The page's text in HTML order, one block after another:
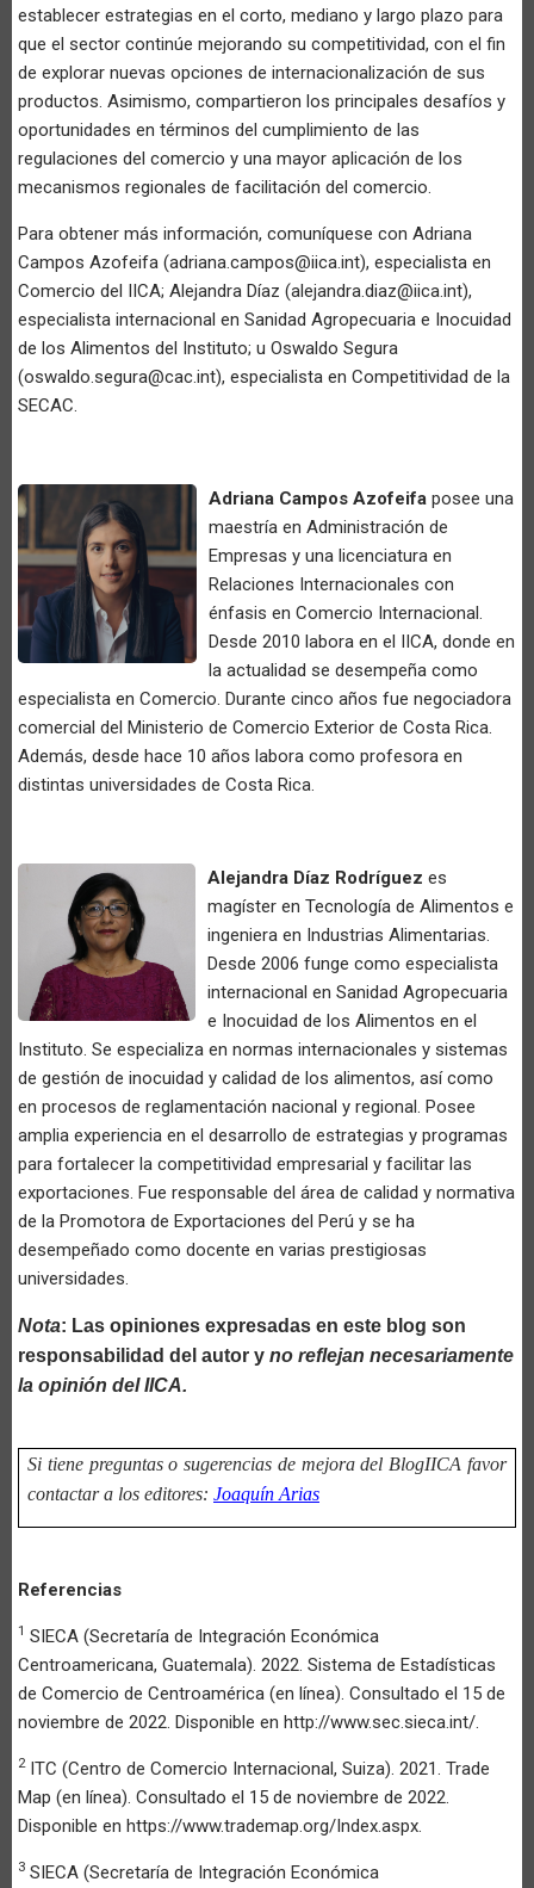
establecer estrategias en el corto, mediano y largo plazo para
que el sector continúe mejorando su competitividad, con el fin
de explorar nuevas opciones de internacionalización de sus
productos. Asimismo, compartieron los principales desafíos y
oportunidades en términos del cumplimiento de las
regulaciones del comercio y una mayor aplicación de los
mecanismos regionales de facilitación del comercio.
Para obtener más información, comuníquese con Adriana
Campos Azofeifa (adriana.campos@iica.int), especialista en
Comercio del IICA; Alejandra Díaz (alejandra.diaz@iica.int),
especialista internacional en Sanidad Agropecuaria e Inocuidad
de los Alimentos del Instituto; u Oswaldo Segura
(oswaldo.segura@cac.int), especialista en Competitividad de la
SECAC.
Adriana Campos Azofeifa posee una
maestría en Administración de
Empresas y una licenciatura en
Relaciones Internacionales con
énfasis en Comercio Internacional.
Desde 2010 labora en el IICA, donde en
la actualidad se desempeña como
especialista en Comercio. Durante cinco años fue negociadora
comercial del Ministerio de Comercio Exterior de Costa Rica.
Además, desde hace 10 años labora como profesora en
distintas universidades de Costa Rica.
Alejandra Díaz Rodríguez es
magíster en Tecnología de Alimentos e
ingeniera en Industrias Alimentarias.
Desde 2006 funge como especialista
internacional en Sanidad Agropecuaria
e Inocuidad de los Alimentos en el
Instituto. Se especializa en normas internacionales y sistemas
de gestión de inocuidad y calidad de los alimentos, así como
en procesos de reglamentación nacional y regional. Posee
amplia experiencia en el desarrollo de estrategias y programas
para fortalecer la competitividad empresarial y facilitar las
exportaciones. Fue responsable del área de calidad y normativa
de la Promotora de Exportaciones del Perú y se ha
desempeñado como docente en varias prestigiosas
universidades.
Nota: Las opiniones expresadas en este blog son
responsabilidad del autor y no reflejan necesariamente
la opinión del IICA.
Si tiene preguntas o sugerencias de mejora del BlogIICA favor
contactar a los editores: Joaquín Arias
Referencias
1 SIECA (Secretaría de Integración Económica
Centroamericana, Guatemala). 2022. Sistema de Estadísticas
de Comercio de Centroamérica (en línea). Consultado el 15 de
noviembre de 2022. Disponible en http://www.sec.sieca.int/.
2ITC (Centro de Comercio Internacional, Suiza). 2021. Trade
Map (en línea). Consultado el 15 de noviembre de 2022.
Disponible en https://www.trademap.org/Index.aspx.
3 SIECA (Secretaría de Integración Económica